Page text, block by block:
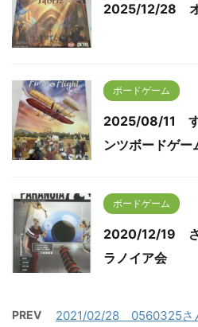
2025/12/28 オ
ボードゲーム
2025/08/11 す
ンツボードゲー
ボードゲーム
2020/12/19 さ
ラノイア会
PREV
2021/02/28 0560325さ